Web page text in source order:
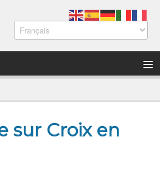
≡
sur Croix en